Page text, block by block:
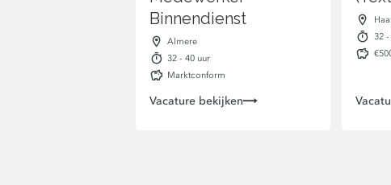
Binnendienst
Almere
32 - 40 uur
Marktconform
Vacature bekijken
32 -